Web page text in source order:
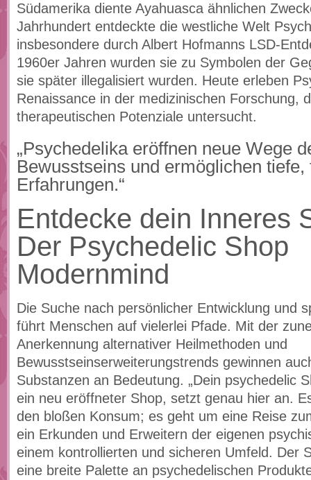
Südamerika diente Ayahuasca ähnlichen
Jahrhundert entdeckte die westliche Welt
insbesondere durch Albert Hofmanns LSD-
1960er Jahren wurden sie zu Symbolen der
sie später illegalisiert wurden. Heute erleben
Renaissance in der medizinischen Forschung,
therapeutischen Potenziale untersucht.
„Psychedelika eröffnen neue Wege
Bewusstseins und ermöglichen
Erfahrungen.“
Entdecke dein Inneres
Der Psychedelic Shop
Modernmind
Die Suche nach persönlicher Entwicklung und
führt Menschen auf vielerlei Pfade. Mit der
Anerkennung alternativer Heilmethoden und
Bewusstseinserweiterungstrends gewinnen
Substanzen an Bedeutung. „Dein psychedelic
ein neu eröffneter Shop, setzt genau hier an.
den bloßen Konsum; es geht um eine Reise
ein Erkunden und Erweitern der eigenen
einem kontrollierten und sicheren Umfeld. Der
eine breite Palette an psychedelischen